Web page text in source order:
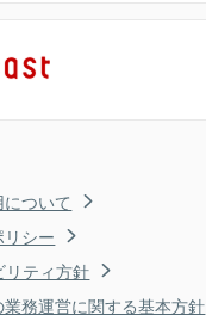
ついて
シー
リティ方針
務運営に関する基本方針